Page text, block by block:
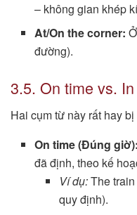
– không gian khép
At/On the corner:
đường).
3.5. On time vs.
Hai cụm từ này rất hay
On time (Đúng giờ):
đã định, theo kế
Ví dụ:The train
quy định).